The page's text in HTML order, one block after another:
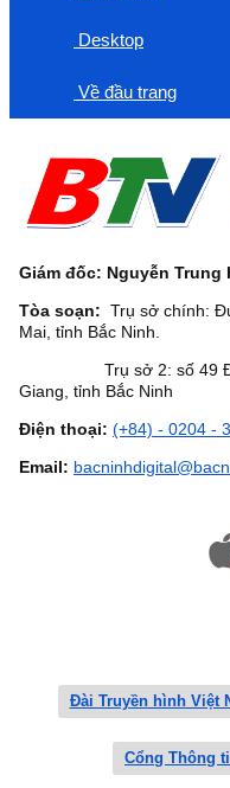
Desktop
Về đầu trang
Giám đốc: Nguyễn Trung
Tòa soạn: Trụ sở chính:
Mai, tỉnh Bắc Ninh.
Trụ sở 2: số 49
Giang, tỉnh Bắc Ninh
Điện thoại: (+84) - 0204 -
Email:
Đài Truyền hình Việt
Cổng Thông